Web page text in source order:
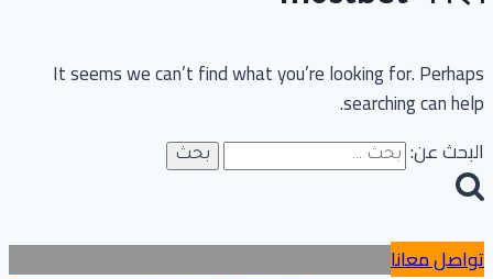
It seems we can’t find what you’re looking for. Perhaps
searching can help.
البحث عن:
تواصل معانا